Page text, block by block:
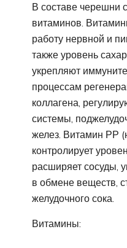
В составе черешни
витаминов.
работу нервной и
также уровень
укрепляют
процессам
коллагена,
системы,
желез. Витамин РР
контролирует
расширяет сосуды,
в обмене веществ,
желудочного сока.
Витамины: